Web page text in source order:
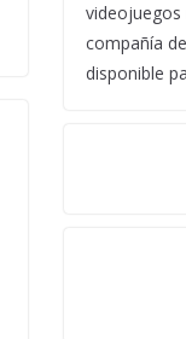
compañía
disponible